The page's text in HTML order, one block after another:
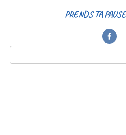
PRENDS TA PAUSE